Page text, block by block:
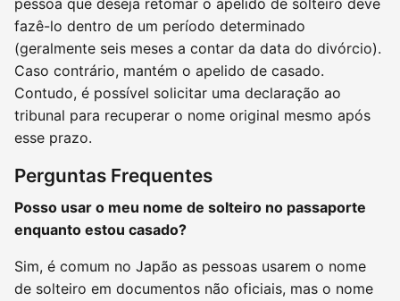
fazê-lo dentro de um período determinado
(geralmente seis meses a contar da data do divórcio).
Caso contrário, mantém o apelido de casado.
Contudo, é possível solicitar uma declaração ao
tribunal para recuperar o nome original mesmo após
esse prazo.
Perguntas Frequentes
Posso usar o meu nome de solteiro no passaporte
enquanto estou casado?
Sim, é comum no Japão as pessoas usarem o nome
de solteiro em documentos não oficiais, mas o nome